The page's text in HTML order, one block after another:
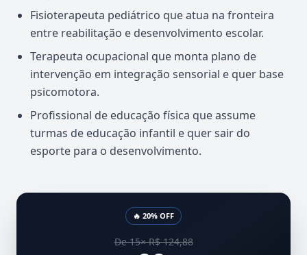
Fisioterapeuta pediátrico que atua na fronteira
entre reabilitação e desenvolvimento escolar.
Terapeuta ocupacional que monta plano de
intervenção em integração sensorial e quer base
psicomotora.
Profissional de educação física que assume
turmas de educação infantil e quer sair do
esporte para o desenvolvimento.
🔥 20% OFF
De 15× R$ 124,88